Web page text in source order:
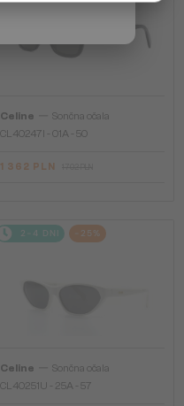
Celine
Sončna očala
CL40247I - 01A - 50
1 362 PLN
2-4 DNI -25%
Celine
Sončna očala
CL40251U - 25A - 57